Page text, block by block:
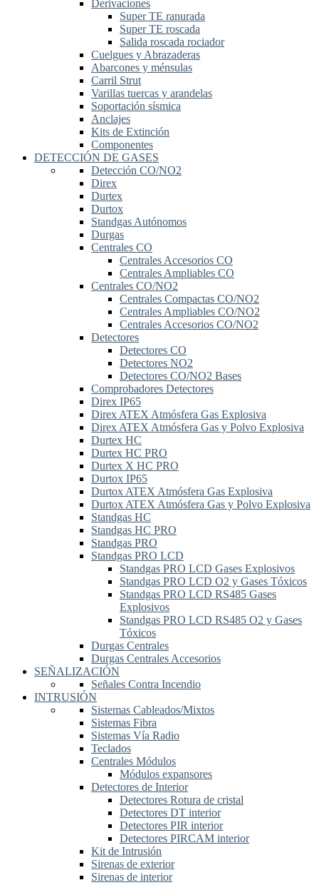
Derivaciones
Super TE ranurada
Super TE roscada
Salida roscada rociador
Cuelgues y Abrazaderas
Abarcones y ménsulas
Carril Strut
Varillas tuercas y arandelas
Soportación sísmica
Anclajes
Kits de Extinción
Componentes
DETECCIÓN DE GASES
Detección CO/NO2
Direx
Durtex
Durtox
Standgas Autónomos
Durgas
Centrales CO
Centrales Accesorios CO
Centrales Ampliables CO
Centrales CO/NO2
Centrales Compactas CO/NO2
Centrales Ampliables CO/NO2
Centrales Accesorios CO/NO2
Detectores
Detectores CO
Detectores NO2
Detectores CO/NO2 Bases
Comprobadores Detectores
Direx IP65
Direx ATEX Atmósfera Gas Explosiva
Direx ATEX Atmósfera Gas y Polvo Explosiva
Durtex HC
Durtex HC PRO
Durtex X HC PRO
Durtox IP65
Durtox ATEX Atmósfera Gas Explosiva
Durtox ATEX Atmósfera Gas y Polvo Explosiva
Standgas HC
Standgas HC PRO
Standgas PRO
Standgas PRO LCD
Standgas PRO LCD Gases Explosivos
Standgas PRO LCD O2 y Gases Tóxicos
Standgas PRO LCD RS485 Gases
Explosivos
Standgas PRO LCD RS485 O2 y Gases
Tóxicos
Durgas Centrales
Durgas Centrales Accesorios
SEÑALIZACIÓN
Señales Contra Incendio
INTRUSIÓN
Sistemas Cableados/Mixtos
Sistemas Fibra
Sistemas Vía Radio
Teclados
Centrales Módulos
Módulos expansores
Detectores de Interior
Detectores Rotura de cristal
Detectores DT interior
Detectores PIR interior
Detectores PIRCAM interior
Kit de Intrusión
Sirenas de exterior
Sirenas de interior